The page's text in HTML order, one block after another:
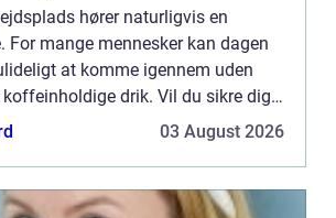
hører naturligvis en
For mange mennesker kan dagen
at komme igennem uden
koffeinholdige drik. Vil du sikre dig,
den helt rigtigeespressomaskine,
03 August 2026